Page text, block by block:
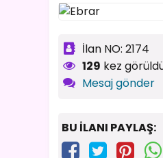
İlan NO: 2174
129 kez
Mesaj gönder
BU İLANI PAYLAŞ: